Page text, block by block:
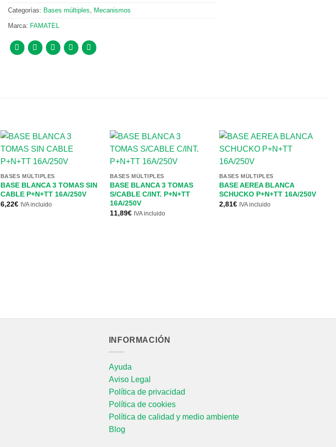
Categorías: Bases múltiples Mecanismos
Marca: FAMATEL
BASES MÚLTIPLES
BASE BLANCA 3 TOMAS SIN
CABLE P+N+TT 16A/250V
6,22€ IVA incluido
BASES MÚLTIPLES
BASE BLANCA 3 TOMAS
S/CABLE C/INT. P+N+TT
16A/250V
11,89€ IVA incluido
BASES MÚLTIPLES
BASE AEREA BLANCA
SCHUCKO P+N+TT 16A/250V
2,81€ IVA incluido
INFORMACIÓN
Ayuda
Aviso Legal
Política de privacidad
Política de cookies
Política de calidad y medio ambiente
Blog